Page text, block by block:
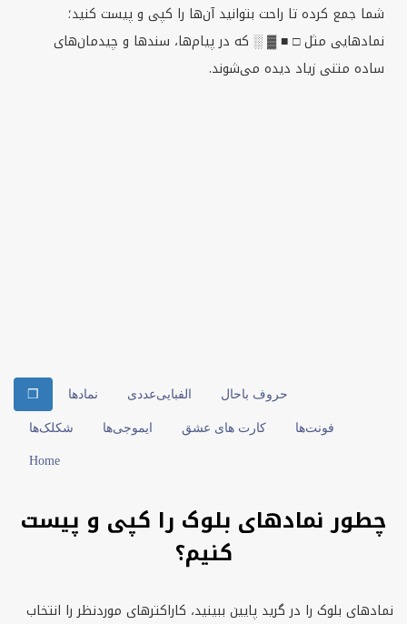
شما جمع کرده تا راحت بتوانید آن‌ها را کپی و پیست کنید؛
نمادهایی مثل □ ■ ▓ ░ که در پیام‌ها، سندها و چیدمان‌های
ساده متنی زیاد دیده می‌شوند.
❒ نمادها الفبایی‌عددی حروف باحال
شکلک‌ها ایموجی‌ها کارت های عشق فونت‌ها
Home
چطور نمادهای بلوک را کپی و پیست
کنیم؟
نمادهای بلوک را در گرید پایین ببینید، کاراکترهای موردنظر را انتخاب